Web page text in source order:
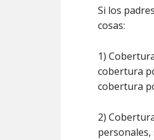
Si los
cosas:
1)
cobertura
cobertura
2)